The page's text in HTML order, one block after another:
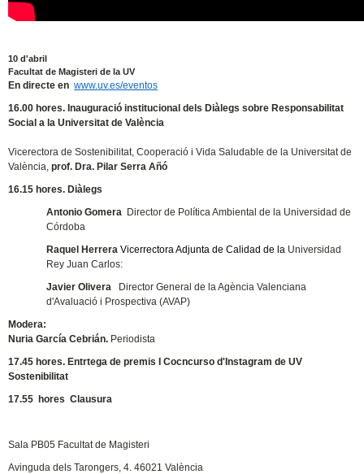
10 d'abril
Facultat de Magisteri de la UV
En directe en www.uv.es/eventos
16.00 hores. Inauguració institucional dels Diàlegs sobre Responsabilitat
Social a la Universitat de València
Vicerectora de Sostenibilitat, Cooperació i Vida Saludable de la Universitat de
València, prof. Dra. Pilar Serra Añó
16.15 hores. Diàlegs
Antonio Gomera Director de Política Ambiental de la Universidad de
Córdoba
Raquel HerreraVicerrectora Adjunta de Calidad de la Universidad
Rey Juan Carlos:
Javier Olivera
Director General de la Agència Valenciana
d'Avaluació i Prospectiva (AVAP)
Modera:
Nuria García Cebrián. Periodista
17.45 hores. Entrtega de premis I Cocncurso d'Instagram de UV
Sostenibilitat
17.55 hores Clausura
Sala PB05 Facultat de Magisteri
Avinguda dels Tarongers, 4. 46021 València